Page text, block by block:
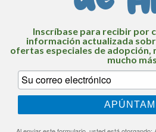
Inscríbase para recibir por
información actualizada
ofertas especiales de adopción,
mucho más.